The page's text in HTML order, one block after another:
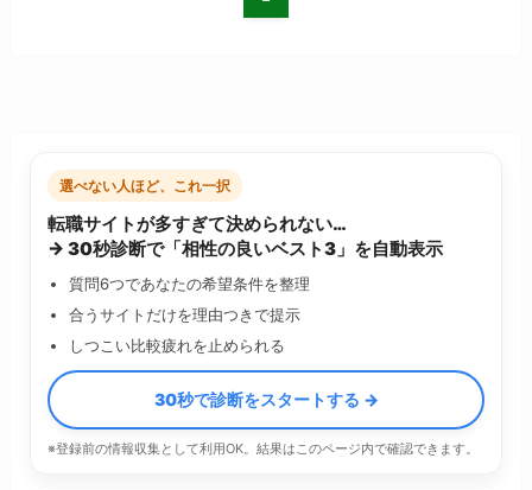
選べない人ほど、これ一択
転職サイトが多すぎて決められない…
→ 30秒診断で「相性の良いベスト3」を自動表示
質問6つであなたの希望条件を整理
合うサイトだけを理由つきで提示
しつこい比較疲れを止められる
30秒で診断をスタートする →
※登録前の情報収集として利用OK。結果はこのページ内で確認できます。